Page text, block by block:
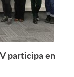
más +
participa en